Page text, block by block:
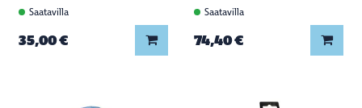
Saatavilla
35,00 € Lisää koriin
Saatavilla
74,40 €